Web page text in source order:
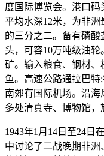
度国际博览会。港口码
平均水深12米，为非
的三分之二。备有磷
头，可容10万吨级油
矿。输入粮食、钢材
鱼。高速公路通拉巴
南郊有国际机场。沿
多处清真寺、博物馆，
1943年1月14日至24日
中讨论了二战晚期非洲